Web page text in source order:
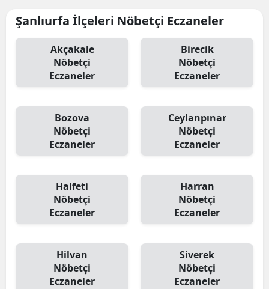
Iğdır
Karabük
Osmaniye
Şanlıurfa İlçeleri Nöbetçi Eczaneler
Akçakale
Nöbetçi
Eczaneler
Birecik
Nöbetçi
Eczaneler
Bozova
Nöbetçi
Eczaneler
Ceylanpınar
Nöbetçi
Eczaneler
Halfeti
Nöbetçi
Eczaneler
Harran
Nöbetçi
Eczaneler
Hilvan
Nöbetçi
Eczaneler
Siverek
Nöbetçi
Eczaneler